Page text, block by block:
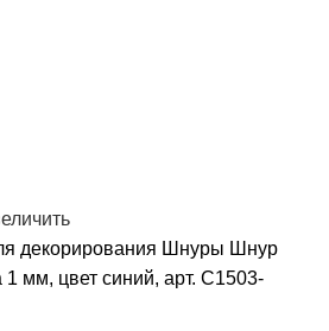
декорирования Шнуры Шнур
мм, цвет синий, арт. С1503-